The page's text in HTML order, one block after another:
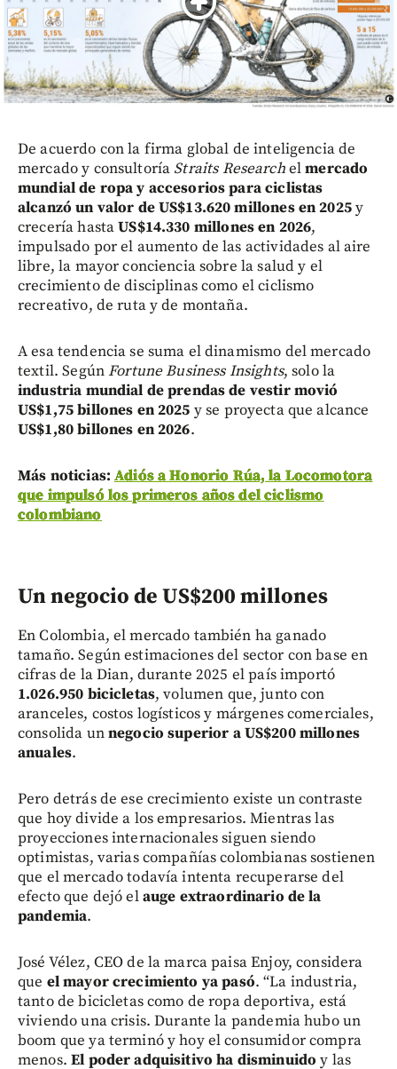
De acuerdo con la firma global de inteligencia de
mercado y consultoría Straits Researchelmercado
mundial de ropa y accesorios para ciclistas
alcanzó un valor de US$13.620 millones en 2025y
crecería hastaUS$14.330 millones en 2026,
impulsado por el aumento de las actividades al aire
libre, la mayor conciencia sobre la salud y el
crecimiento de disciplinas como el ciclismo
recreativo, de ruta y de montaña.
A esa tendencia se suma el dinamismo del mercado
textil. SegúnFortune Business Insights, solo la
industria mundial de prendas de vestir movió
US$1,75 billones en 2025 y se proyecta que alcance
US$1,80 billones en 2026.
Más noticias:Adiós a Honorio Rúa, la Locomotora
que impulsó los primeros años del ciclismo
colombiano
Un negocio de US$200 millones
En Colombia, el mercado también ha ganado
tamaño. Según estimaciones del sector con base en
cifras de la Dian, durante 2025 el país importó
1.026.950 bicicletas, volumen que, junto con
aranceles, costos logísticos y márgenes comerciales,
consolida unnegocio superior a US$200 millones
anuales.
Pero detrás de ese crecimiento existe un contraste
que hoy divide a los empresarios. Mientras las
proyecciones internacionales siguen siendo
optimistas, varias compañías colombianas sostienen
que el mercado todavía intenta recuperarse del
efecto que dejó elauge extraordinario de la
pandemia.
José Vélez, CEO de la marca paisa Enjoy, considera
que el mayor crecimiento ya pasó. “La industria,
tanto de bicicletas como de ropa deportiva, está
viviendo una crisis. Durante la pandemia hubo un
boom que ya terminó y hoy el consumidor compra
menos.El poder adquisitivo ha disminuido y las